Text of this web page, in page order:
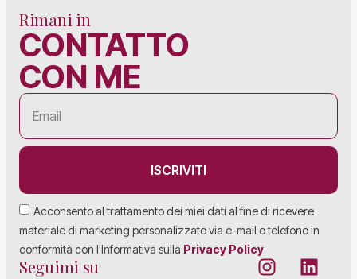
Rimani in
CONTATTO
CON ME
Acconsento al trattamento dei miei dati al fine di ricevere
materiale di marketing personalizzato via e-mail o telefono in
conformità con l'Informativa sulla Privacy Policy
ISCRIVITI
Seguimi su